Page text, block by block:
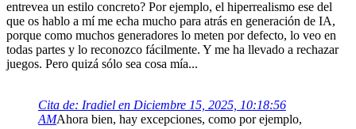
entrevea un estilo concreto? Por ejemplo, el hiperrealismo ese del
que os hablo a mí me echa mucho para atrás en generación de IA,
porque como muchos generadores lo meten por defecto, lo veo en
todas partes y lo reconozco fácilmente. Y me ha llevado a rechazar
juegos. Pero quizá sólo sea cosa mía...
Cita de: Iradiel en Diciembre 15, 2025, 10:18:56
AMAhora bien, hay excepciones, como por ejemplo,